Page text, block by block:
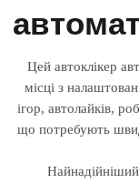
Цей автоклікер
місці з
ігор, автолайків,
що потребують